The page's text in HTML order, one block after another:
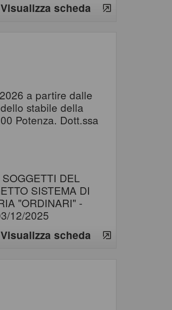
Visualizza scheda
a partire dalle
stabile della
Potenza. Dott.ssa
DEL
SISTEMA DI
"ORDINARI" -
12/2025
Visualizza scheda